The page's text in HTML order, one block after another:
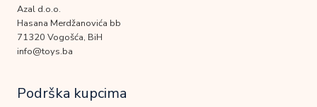
Azal d.o.o.
Hasana Merdžanovića bb
71320 Vogošća, BiH
info@toys.ba
Podrška kupcima